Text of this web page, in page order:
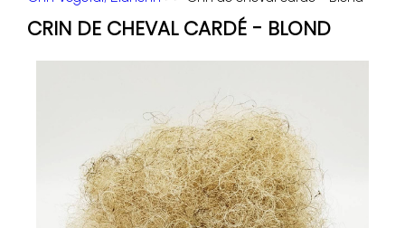
CRIN DE CHEVAL CARDÉ - BLOND